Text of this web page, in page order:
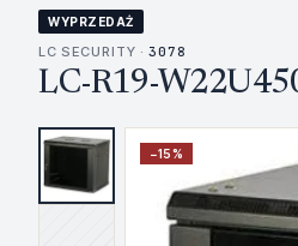
WYPRZEDAŻ
LC SECURITY · 3078
LC-R19-
−15%